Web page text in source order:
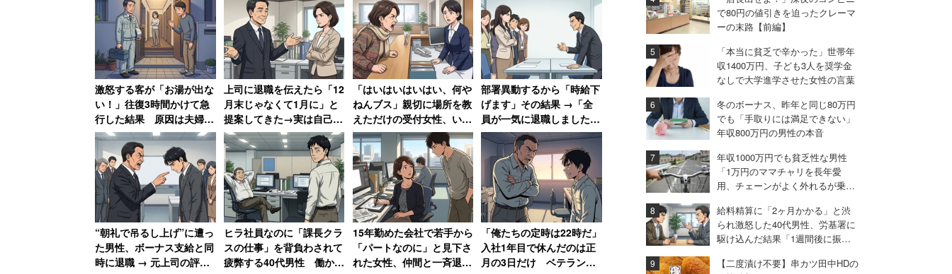
「この先どういう人生を歩んでいくのか決めるのは自分であることは理解しているが、正解が
見つからない」
と複雑な胸の内を吐露していた。
激怒する客が「お湯が出な
い！」往復3時間かけて急
行した結果 原因は夫婦喧
嘩「旦那が入浴中に奥さん
がスイッチを切っただけ」
上司に退職を伝えたら「12
月末じゃなくて1月に」と
提案してきた→実は自己保
身の工作、「セクハラ体質
の上に卑怯者」と振り返る
女性
「はいはいはいはい、何や
ねんブス」親切に場所を教
えただけの受付女性、いき
なりの暴言に絶句
部署異動するから「時給下
げます」その結果 →「全
員が一気に退職しました」
会社がパニックに陥った話
“朝礼で吊るし上げ”に遭っ
た男性、ボーナス支給と同
時に退職 → 元上司の評価
ヒラ社員なのに「課長クラ
スの仕事」を背負わされて
疲弊する40代男性 働かな
15年勤めた会社で若手から
「パートなのに」と見下さ
れた女性、仲間と一斉退職
「俺たちの定時は22時だ」
入社1年目で休んだのは正
月の3日だけ ベテラン男
で80円の値引きを迫ったクレーマ
ーの末路【前編】
「本当に貧乏で辛かった」世帯年
収1400万円、子ども3人を奨学金
なしで大学進学させた女性の言葉
冬のボーナス、昨年と同じ80万円
でも「手取りには満足できない」
年収800万円の男性の本音
年収1000万円でも貧乏性な男性
「1万円のママチャリを長年愛
用、チェーンがよく外れるが乗り
給料精算に「2ヶ月かかる」と渋
られ激怒した40代男性、労基署に
駆け込んだ結果「1週間後に振り
【二度漬け不要】串カツ田中HDの